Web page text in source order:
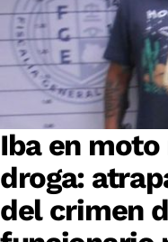
Iba en
droga:
del crimen